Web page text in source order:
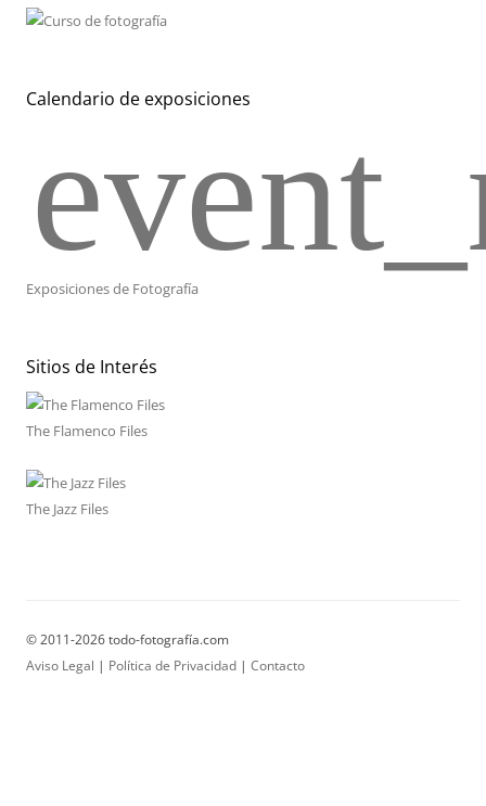
Calendario de exposiciones
Exposiciones de Fotografía
Sitios de Interés
The Flamenco Files
The Jazz Files
© 2011-2026 todo-fotografía.com
Aviso Legal | Política de Privacidad | Contacto